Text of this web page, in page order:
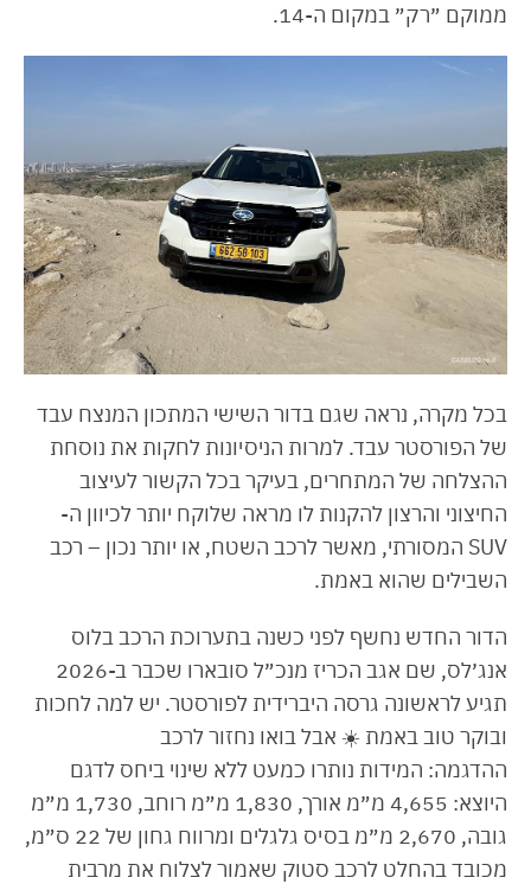
ממוקם ״רק״ במקום ה-14.
בכל מקרה, נראה שגם בדור השישי המתכון המנצח עבד
של הפורסטר עבד. למרות הניסיונות לחקות את נוסחת
ההצלחה של המתחרים, בעיקר בכל הקשור לעיצוב
החיצוני והרצון להקנות לו מראה שלוקח יותר לכיוון ה-
SUV המסורתי, מאשר לרכב השטח, או יותר נכון – רכב
השבילים שהוא באמת.
הדור החדש נחשף לפני כשנה בתערוכת הרכב בלוס
אנג׳לס, שם אגב הכריז מנכ״ל סובארו שכבר ב-2026
תגיע לראשונה גרסה היברידית לפורסטר. יש למה לחכות
ובוקר טוב באמת ☀️ אבל בואו נחזור לרכב
ההדגמה: המידות נותרו כמעט ללא שינוי ביחס לדגם
היוצא: 4,655 מ״מ אורך, 1,830 מ״מ רוחב, 1,730 מ״מ
גובה, 2,670 מ״מ בסיס גלגלים ומרווח גחון של 22 ס״מ,
מכובד בהחלט לרכב סטוק שאמור לצלוח את מרבית